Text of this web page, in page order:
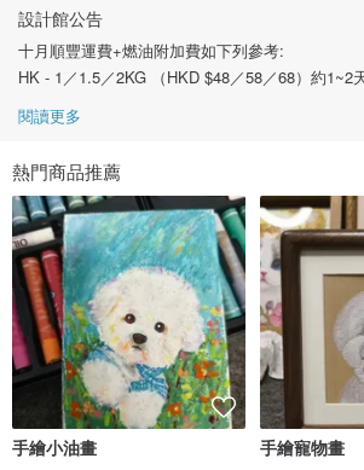
設計館公告
十月順豐運費+燃油附加費如下列參考:
HK - 1／1.5／2KG （HKD $48／58／68）約1~2
閱讀更多
熱門商品推薦
手繪小油畫 手繪寵物畫